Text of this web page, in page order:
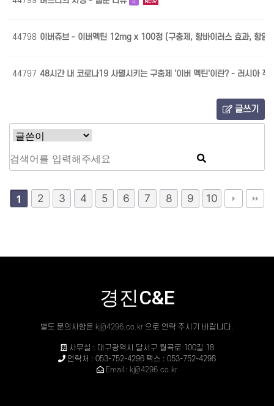
44798 이버쥬브 - 이버멕틴 12mg x 100정 (구충제, 항바이러스 효과, 항
44797 48시간 내 코로나19 사멸시키는 구충제 '이버 멕틴'이란? - 러시아
글쓰기
1 2 3 4 5 6 7 8 9 10
경진C&E
별도 문의사항은 kj@4296.co.kr 으로 연락 주시기 바랍니다.
사무실 : 대구광역시 달서구 월곡로 100길 18
연락처 : 053-752-4296 팩스 : 053-752-4298
Email : kj@4296.co.kr